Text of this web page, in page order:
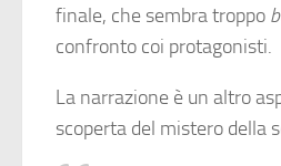
finale, che sembra troppo
confronto coi protagonisti.
La narrazione è un altro
scoperta del mistero della